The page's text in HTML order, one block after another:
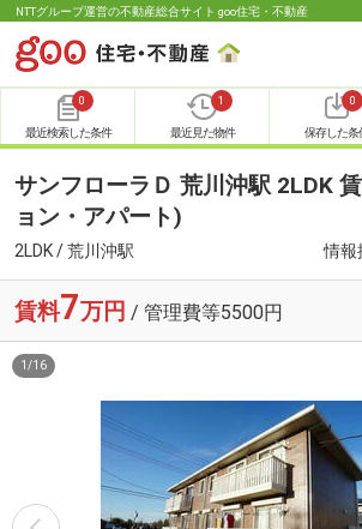
NTTグループ運営の不動産総合サイト goo住宅・不動産
0
最近検索した条件
1
最近見た物件
0
保存した条
サンフローラＤ 荒川沖駅 2LDK
ョン・アパート)
2LDK / 荒川沖駅 情報
賃料7万円 / 管理費等5500円
1 /16